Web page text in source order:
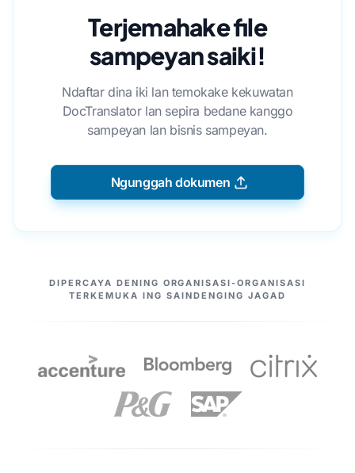
Terjemahake file
sampeyan saiki!
Ndaftar dina iki lan temokake kekuwatan
DocTranslator lan sepira bedane kanggo
sampeyan lan bisnis sampeyan.
Ngunggah dokumen
MITRA KITADIPERCAYA DENING ORGANISASI-ORGANISASI
TERKEMUKA ING SAINDENGING JAGAD